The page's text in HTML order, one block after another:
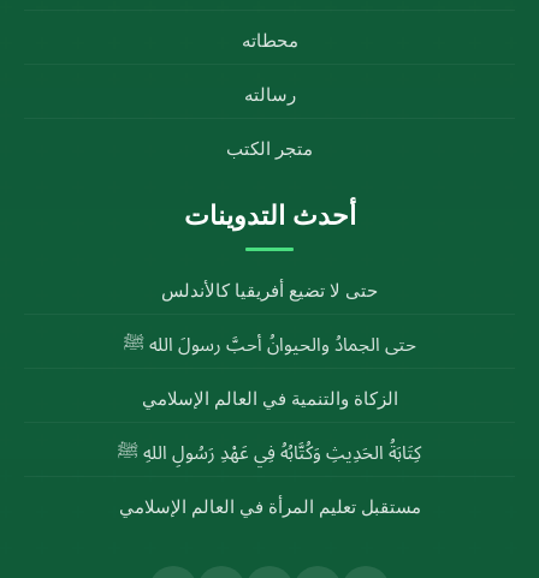
محطاته
رسالته
متجر الكتب
أحدث التدوينات
حتى لا تضيع أفريقيا كالأندلس
حتى الجمادُ والحيوانُ أحبَّ رسولَ الله ﷺ
الزكاة والتنمية في العالم الإسلامي
كِتَابَةُ الحَدِيثِ وَكُتَّابُهُ فِي عَهْدِ رَسُولِ اللهِ ﷺ
مستقبل تعليم المرأة في العالم الإسلامي